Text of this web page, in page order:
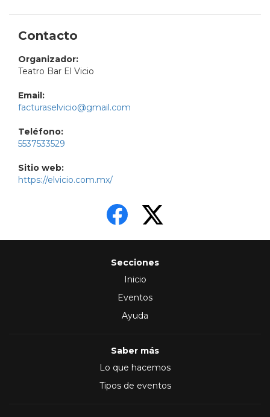
Contacto
Organizador:
Teatro Bar El Vicio
Email:
facturaselvicio@gmail.com
Teléfono:
5537533529
Sitio web:
https://elvicio.com.mx/
Secciones
Inicio
Eventos
Ayuda
Saber más
Lo que hacemos
Tipos de eventos